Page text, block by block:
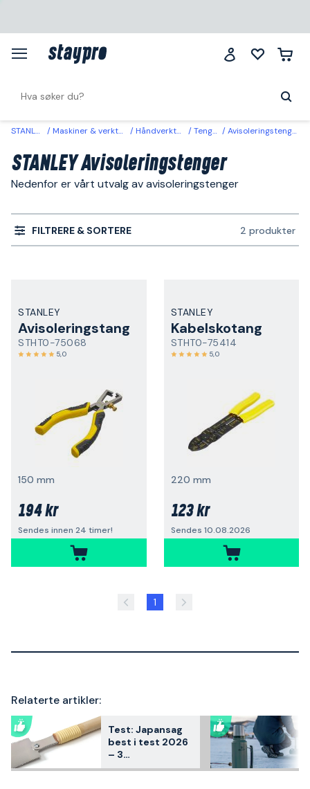
STANLEY Maskiner & verktøy Håndverktøy Tenger Avisoleringstenger
STANLEY Avisoleringstenger
Nedenfor er vårt utvalg av avisoleringstenger
FILTRERE & SORTERE 2 produkter
STANLEY
Avisoleringstang
STHT0-75068
5,0
150 mm
194 kr
Sendes innen 24 timer!
STANLEY
Kabelskotang
STHT0-75414
5,0
220 mm
123 kr
Sendes 10.08.2026
1
Relaterte artikler:
Test: Japansag
best i test 2026
– 3
kundfavoritter